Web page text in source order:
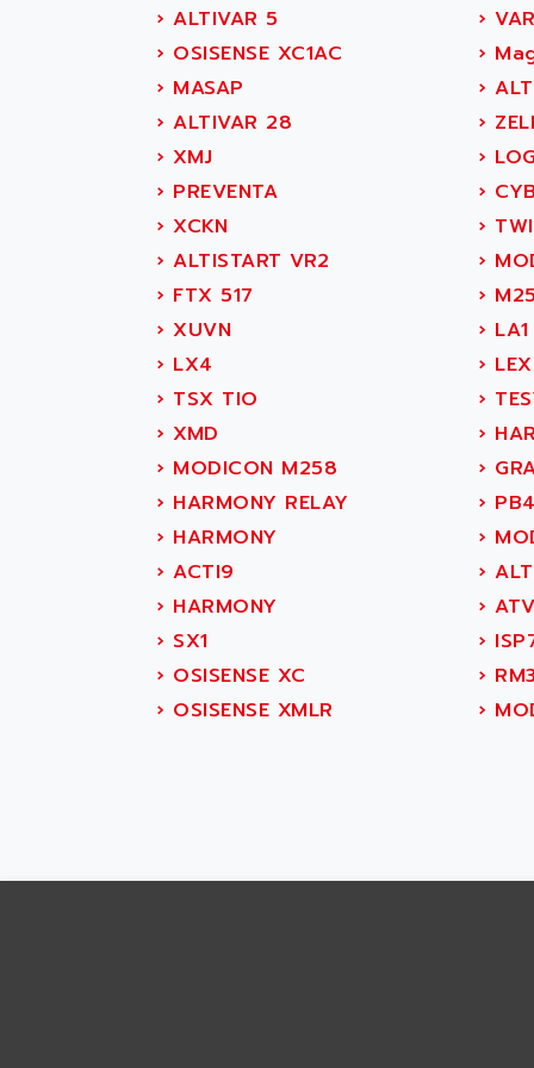
PANEL
OPERATOR PANEL
APRIL 2000
APRIL 7000
SMC50
SMC600
SMC25 et SMC 35
SMC 50 / SMC 600
SMC 600
SMC
AB OSAI
ABAC
ABASK
ABB
ABB AS ROBOTIC
ABB REPAIR DEPT
ABB ROBOTICS
ABC VISION
ABD
ABG
ABL
ABL SURSUM
ABLE SYSTEMS
ABLIC
ABOUTBATTERIE
ABRACON
ABS COMPUTERS
ABS SYSTEM
ABSOCODER
ABUS
ABUS ELECTRONIC
› ALTIVAR 5 ›
› OSISENSE XC1AC ›
› MASAP ›
› ALTIVAR 28 ›
› XMJ ›
› PREVENTA ›
› XCKN ›
› ALTISTART VR2 ›
› FTX 517 ›
› XUVN › LA1
› LX4 ›
› TSX TIO ›
› XMD ›
› MODICON M258 ›
› HARMONY RELAY ›
› HARMONY ›
› ACTI9 ›
› HARMONY ›
› SX1 ›
› OSISENSE XC › RM3
› OSISENSE XMLR ›